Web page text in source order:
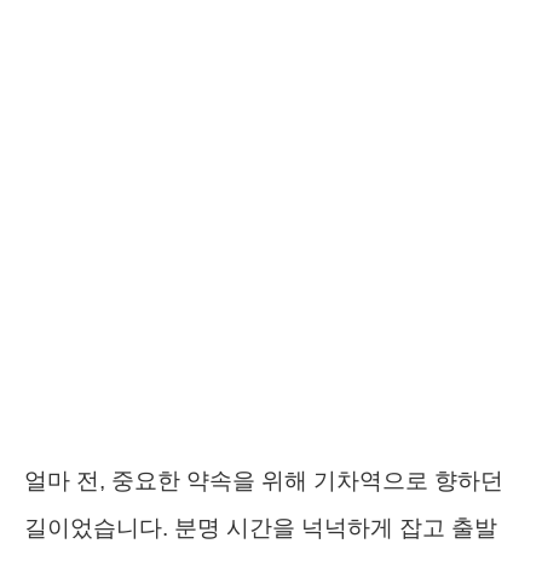
얼마 전, 중요한 약속을 위해 기차역으로 향하던
길이었습니다. 분명 시간을 넉넉하게 잡고 출발